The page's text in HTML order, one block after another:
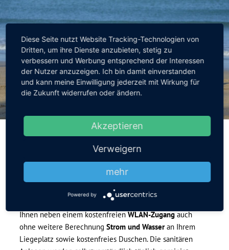
Fahrradverleih
MIT DEM RAD RUND UM DIE MARINA
SERVICE schreiben wir bei uns groß. Daher bieten wir
Ihnen neben einem kostenfreien WLAN-Zugang auch
ohne weitere Berechnung Strom und Wasseran Ihrem
Liegeplatz sowie kostenfreies Duschen. Die sanitären
Diese Seite nutzt Website Tracking-Technologien von
Dritten, um ihre Dienste anzubieten, stetig zu
verbessern und Werbung entsprechend der Interessen
der Nutzer anzuzeigen. Ich bin damit einverstanden
und kann meine Einwilligung jederzeit mit Wirkung für
die Zukunft widerrufen oder ändern.
Akzeptieren
Verweigern
mehr
Powered by